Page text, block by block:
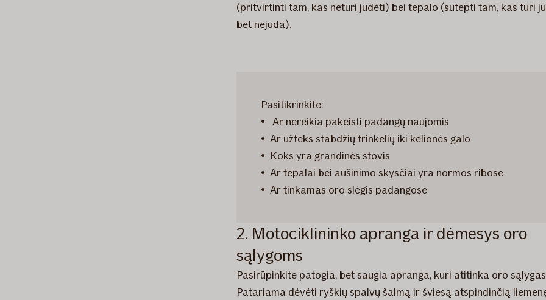
(pritvirtinti tam, kas neturi judėti) bei tepalo (sutepti tam, kas turi
bet nejuda).
Pasitikrinkite:
• Ar nereikia pakeisti padangų naujomis
• Ar užteks stabdžių trinkelių iki kelionės galo
• Koks yra grandinės stovis
• Ar tepalai bei aušinimo skysčiai yra normos ribose
• Ar tinkamas oro slėgis padangose
2. Motociklininko apranga ir dėmesys oro
sąlygoms
Pasirūpinkite patogia, bet saugia apranga, kuri atitinka oro
Patariama dėvėti ryškių spalvų šalmą ir šviesą atspindinčią